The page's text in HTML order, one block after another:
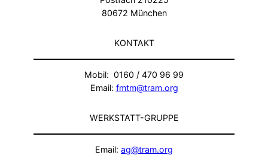
80672 München
KONTAKT
Mobil: 0160 / 470 96 99
Email: fmtm@tram.org
WERKSTATT-GRUPPE
Email: ag@tram.org